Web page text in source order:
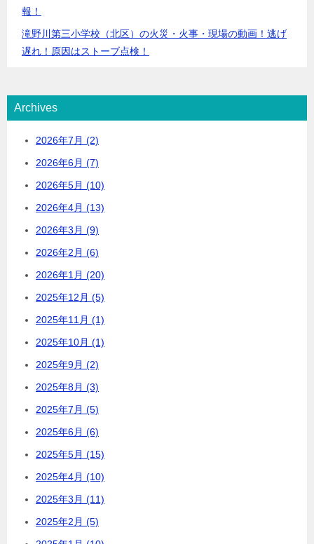
報！
滝野川第三小学校（北区）の火災・火事・現場の動画！逃げ
遅れ！原因はストーブ点検！
Archives
2026年7月 (2)
2026年6月 (7)
2026年5月 (10)
2026年4月 (13)
2026年3月 (9)
2026年2月 (6)
2026年1月 (20)
2025年12月 (5)
2025年11月 (1)
2025年10月 (1)
2025年9月 (2)
2025年8月 (3)
2025年7月 (5)
2025年6月 (6)
2025年5月 (15)
2025年4月 (10)
2025年3月 (11)
2025年2月 (5)